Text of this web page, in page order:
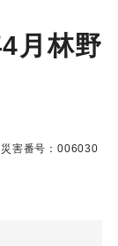
4月林野
災害番号：006030